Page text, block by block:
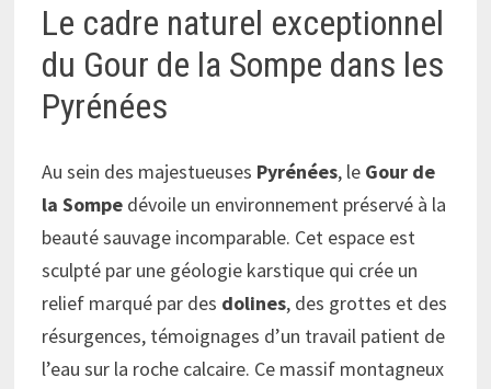
Le cadre naturel exceptionnel
du Gour de la Sompe dans les
Pyrénées
Au sein des majestueuses Pyrénées, le Gour de
la Sompe dévoile un environnement préservé à la
beauté sauvage incomparable. Cet espace est
sculpté par une géologie karstique qui crée un
relief marqué par des dolines, des grottes et des
résurgences, témoignages d’un travail patient de
l’eau sur la roche calcaire. Ce massif montagneux